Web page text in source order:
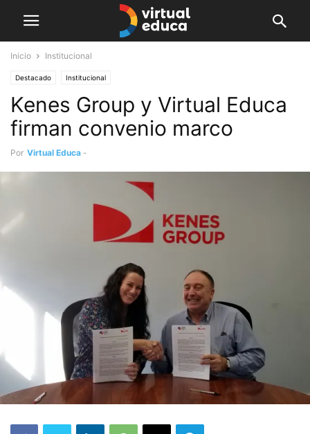
Inicio Institucional
Destacado Institucional
Kenes Group y Virtual Educa
firman convenio marco
Por Virtual Educa -